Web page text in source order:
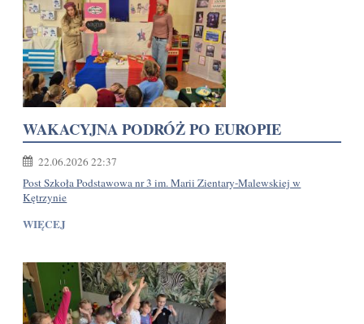
WAKACYJNA PODRÓŻ PO EUROPIE
22.06.2026 22:37
Post Szkoła Podstawowa nr 3 im. Marii Zientary-Malewskiej w
Kętrzynie
WIĘCEJ